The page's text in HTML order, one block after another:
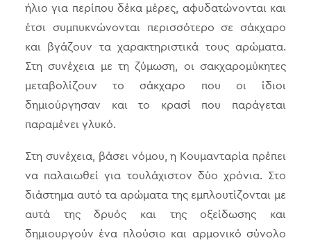
ήλιο για περίπου δέκα μέρες, αφυδατώνονται και
έτσι συμπυκνώνονται περισσότερο σε σάκχαρο
και βγάζουν τα χαρακτηριστικά τους αρώματα.
Στη συνέχεια με τη ζύμωση, οι σακχαρομύκητες
μεταβολίζουν το σάκχαρο που οι ίδιοι
δημιούργησαν και το κρασί που παράγεται
παραμένει γλυκό.
Στη συνέχεια, βάσει νόμου, η Κουμανταρία πρέπει
να παλαιωθεί για τουλάχιστον δύο χρόνια. Στο
διάστημα αυτό τα αρώματα της εμπλουτίζονται με
αυτά της δρυός και της οξείδωσης και
δημιουργούν ένα πλούσιο και αρμονικό σύνολο